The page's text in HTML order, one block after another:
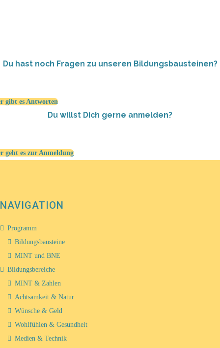
Du hast noch Fragen zu unseren Bildungsbausteinen?
gibt es Antworten
Du willst Dich gerne anmelden?
geht es zur Anmeldung
NAVIGATION
Programm
Bildungsbausteine
MINT und BNE
Bildungsbereiche
MINT & Zahlen
Achtsamkeit & Natur
Wünsche & Geld
Wohlfühlen & Gesundheit
Medien & Technik